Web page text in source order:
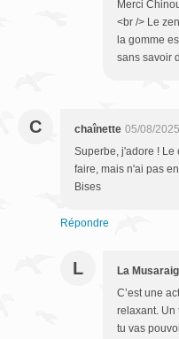
Merci
<br /> Le
la gomme
sans savoir
C chaînette 05/08/
Superbe, j'adore ! Le
faire, mais n'ai pas
Bises
Répondre
L La
C’est une
relaxant. Un
tu vas